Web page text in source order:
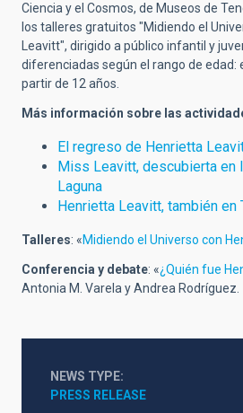
Ciencia y el Cosmos, de Museos de
los talleres gratuitos "Midiendo el
Leavitt", dirigido a público infantil y
diferenciadas según el rango de edad:
partir de 12 años.
Más información sobre las
El regreso de Henrietta
Miss Leavitt, descubierta en
Laguna
Henrietta Leavitt, también en
Talleres: «Midiendo el Universo con
Conferencia y debate: «¿Quién fue
Antonia M. Varela y Andrea Rodríguez.
NEWS TYPE
PRESS RELEASE